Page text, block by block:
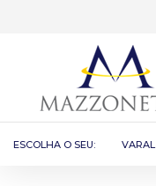
ESCOLHA O SEU: VARAL